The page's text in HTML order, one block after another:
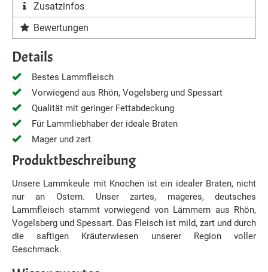
Zusatzinfos
Bewertungen
Details
Bestes Lammfleisch
Vorwiegend aus Rhön, Vogelsberg und Spessart
Qualität mit geringer Fettabdeckung
Für Lammliebhaber der ideale Braten
Mager und zart
Produktbeschreibung
Unsere Lammkeule mit Knochen ist ein idealer Braten, nicht
nur an Ostern. Unser zartes, mageres, deutsches
Lammfleisch stammt vorwiegend von Lämmern aus Rhön,
Vogelsberg und Spessart. Das Fleisch ist mild, zart und durch
die saftigen Kräuterwiesen unserer Region voller
Geschmack.